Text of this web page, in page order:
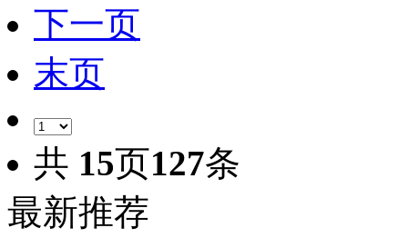
下一页
末页
共 15页127条
最新推荐